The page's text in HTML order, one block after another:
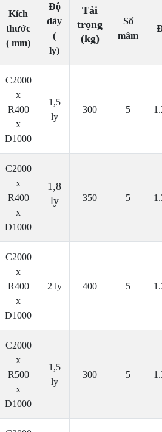
Kích
thước
( mm)
Độ
dày
(
ly)
Tải
trọng
(kg)
Số
mâm
C2000
x
R400
x
D1000
1,5
ly
300 5
C2000
x
R400
x
D1000
1,8
ly
350 5
C2000
x
R400
x
D1000
2 ly 400 5
C2000
x
R500
x
D1000
1,5
ly
300 5